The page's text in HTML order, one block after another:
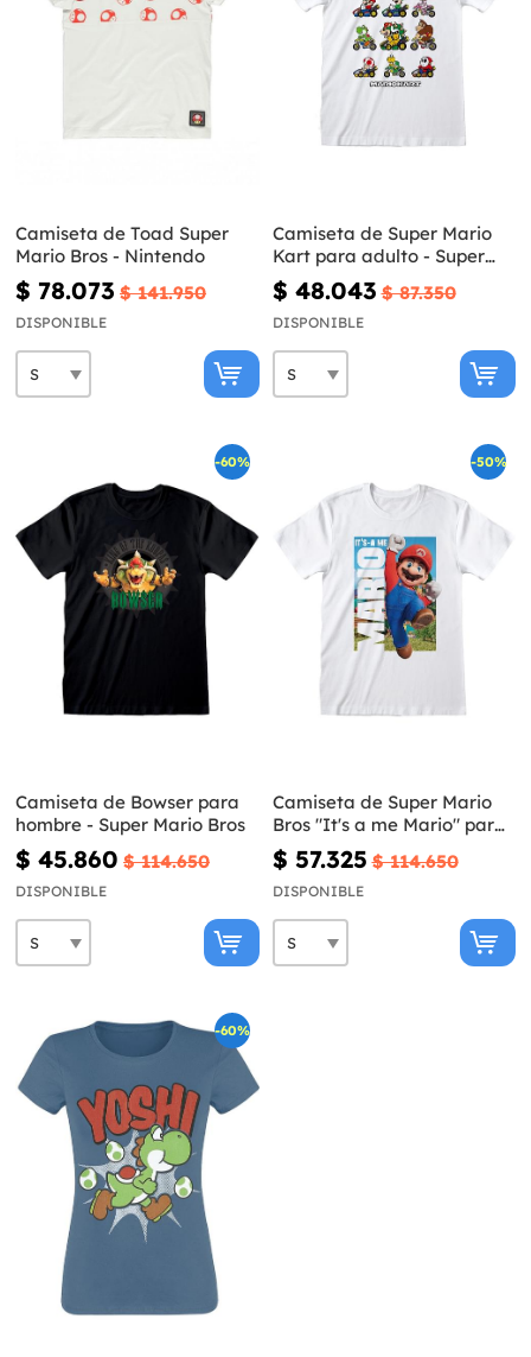
Camiseta de Toad Super
Mario Bros - Nintendo
$ 78.073 $ 141.950
DISPONIBLE
Camiseta de Super Mario
Kart para adulto - Super
Mario
$ 48.043 $ 87.350
DISPONIBLE
-60%
Camiseta de Bowser para
hombre - Super Mario Bros
$ 45.860 $ 114.650
DISPONIBLE
-50%
Camiseta de Super Mario
Bros "It's a me Mario" para
hombre
$ 57.325 $ 114.650
DISPONIBLE
-60%